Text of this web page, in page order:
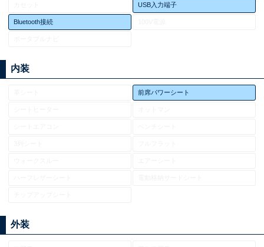
USB入力端子
Bluetooth接続
内装
前席パワーシート
外装